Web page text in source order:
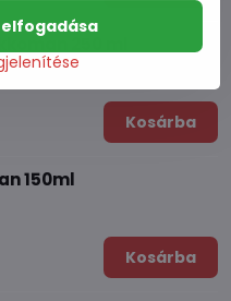
Kosárba
150ml
Kosárba